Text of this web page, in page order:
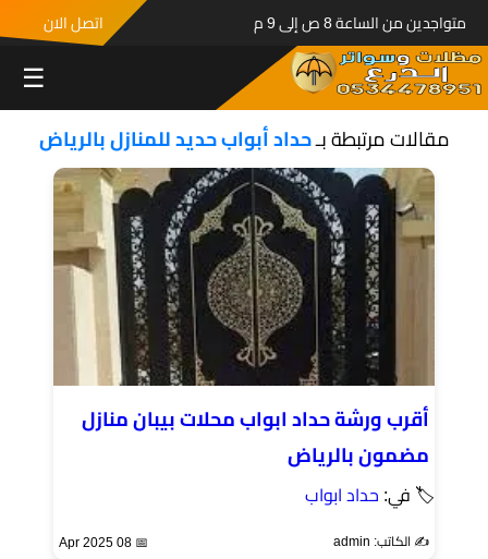
متواجدين من الساعة 8 ص إلى 9 م اتصل الان
☰
مقالات مرتبطة بـحداد أبواب حديد للمنازل بالرياض
أقرب ورشة حداد ابواب محلات بيبان منازل
مضمون بالرياض
🏷 في: حداد ابواب
✍️ الكاتب: admin 📅 08 Apr 2025